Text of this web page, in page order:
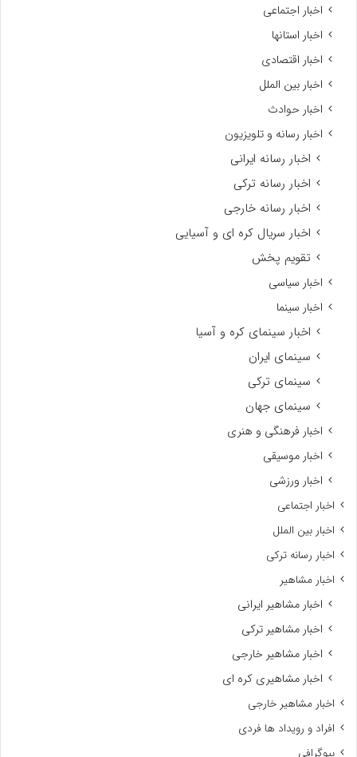
اخبار اجتماعی
اخبار استانها
اخبار اقتصادی
اخبار بین الملل
اخبار حوادث
اخبار رسانه و تلویزیون
اخبار رسانه ایرانی
اخبار رسانه ترکی
اخبار رسانه خارجی
اخبار سریال کره ای و آسیایی
تقویم پخش
اخبار سیاسی
اخبار سینما
اخبار سینمای کره و آسیا
سینمای ایران
سینمای ترکی
سینمای جهان
اخبار فرهنگی و هنری
اخبار موسیقی
اخبار ورزشی
اخبار اجتماعی
اخبار بین الملل
اخبار رسانه ترکی
اخبار مشاهیر
اخبار مشاهیر ایرانی
اخبار مشاهیر ترکی
اخبار مشاهیر خارجی
اخبار مشاهیری کره ای
اخبار مشاهیر خارجی
افراد و رویداد ها فردی
بیوگرافی